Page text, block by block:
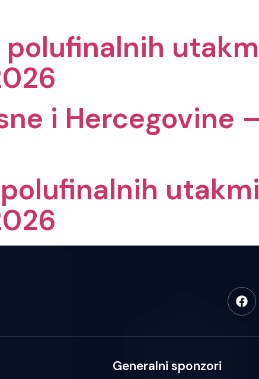
i Hercegovine
Generalni sponzori